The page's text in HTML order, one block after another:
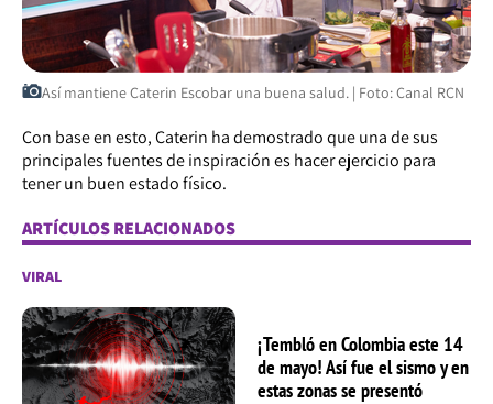
Así mantiene Caterin Escobar una buena salud. | Foto: Canal RCN
Con base en esto, Caterin ha demostrado que una de sus
principales fuentes de inspiración es hacer ejercicio para
tener un buen estado físico.
ARTÍCULOS RELACIONADOS
VIRAL
¡Tembló en Colombia este 14
de mayo! Así fue el sismo y en
estas zonas se presentó